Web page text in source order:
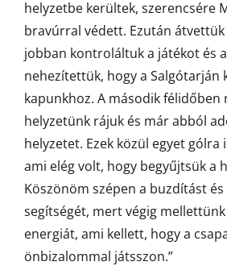
helyzetbe kerültek, szerencsére
bravúrral védett. Ezután
jobban kontroláltuk a játékot és
nehezítettük, hogy a Salgótarján
kapunkhoz. A második
helyzetünk rájuk és már abból
helyzetet. Ezek közül egyet
ami elég volt, hogy begyűjtsük a
Köszönöm szépen a buzdítást
segítségét, mert végig
energiát, ami kellett, hogy a
önbizalommal játsszon.”